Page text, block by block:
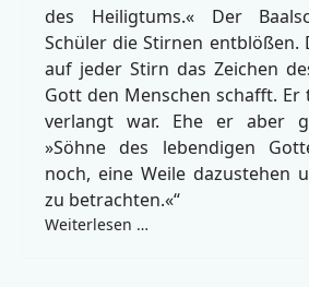
des Heiligtums.« Der
Schüler die Stirnen entblößen.
auf jeder Stirn das Zeichen
Gott den Menschen schafft. Er
verlangt war. Ehe er aber
»Söhne des lebendigen
noch, eine Weile dazustehen
zu betrachten.«“
Weiterlesen …